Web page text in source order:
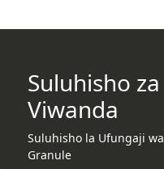
Suluhisho za
Viwanda
Suluhisho la Ufungaji
Granule